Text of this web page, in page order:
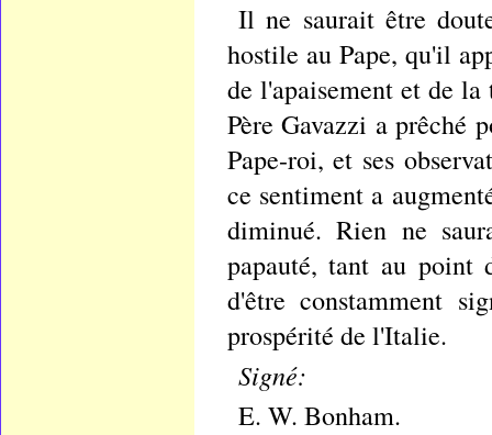
Il ne saurait être
hostile au Pape, qu'il
de l'apaisement et de
Père Gavazzi a prêché
Pape-roi, et ses
ce sentiment a
diminué. Rien ne
papauté, tant au point
d'être constamment
prospérité de l'Italie.
Signé:
E. W. Bonham.